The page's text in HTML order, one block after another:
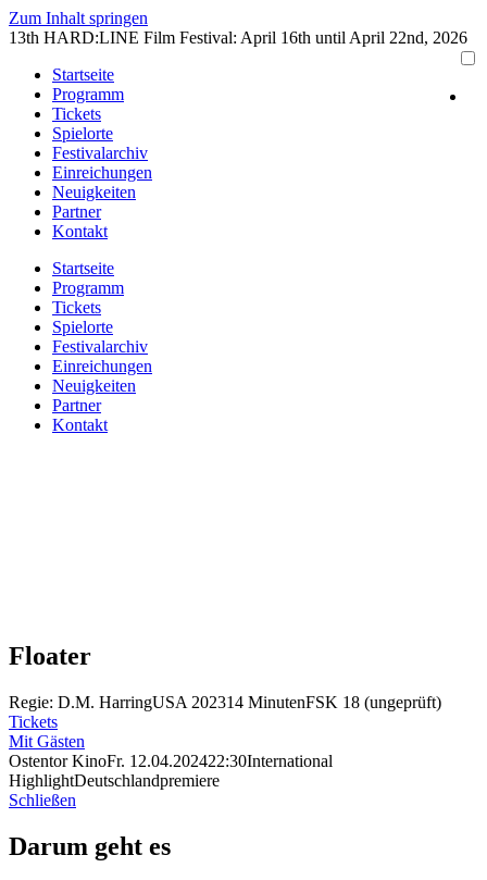
Zum Inhalt springen
13th HARD:LINE Film Festival: April 16th until April 22nd, 2026
Startseite
Programm
Tickets
Spielorte
Festivalarchiv
Einreichungen
Neuigkeiten
Partner
Kontakt
Startseite
Programm
Tickets
Spielorte
Festivalarchiv
Einreichungen
Neuigkeiten
Partner
Kontakt
Floater
Regie: D.M. HarringUSA 202314 MinutenFSK 18 (ungeprüft)
Tickets
Mit Gästen
Ostentor KinoFr. 12.04.202422:30International
HighlightDeutschlandpremiere
Schließen
Darum geht es